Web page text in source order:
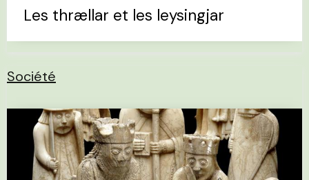
Les thrællar et les leysingjar
Société